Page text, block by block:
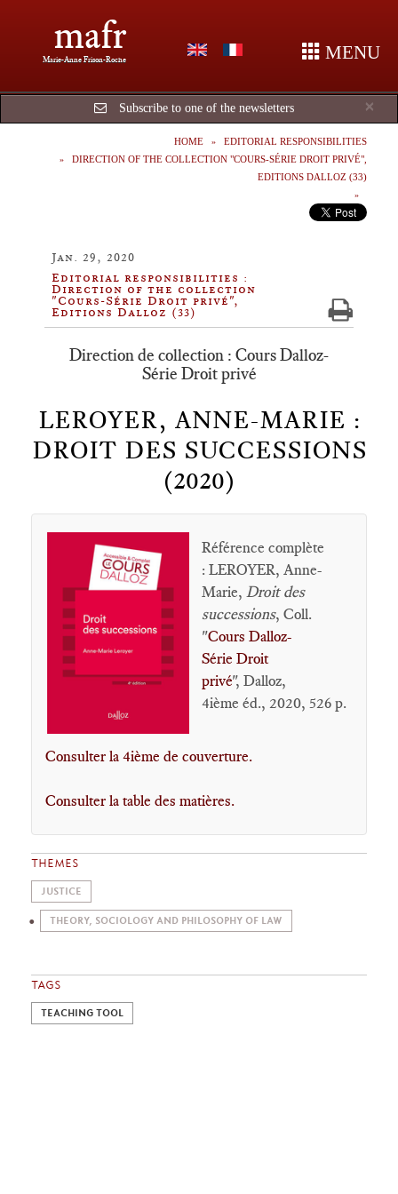
mafr
Marie-Anne Frison-Roche MENU
×
Subscribe to one of the newsletters
HOME
EDITORIAL RESPONSIBILITIES
DIRECTION OF THE COLLECTION "COURS-SÉRIE DROIT PRIVÉ",
EDITIONS DALLOZ (33)
Jan. 29, 2020
Editorial responsibilities :
Direction of the collection
"Cours-Série Droit privé",
Editions Dalloz (33)
Direction de collection : Cours Dalloz-
Série Droit privé
LEROYER, ANNE-MARIE :
DROIT DES SUCCESSIONS
(2020)
Référence complète
: LEROYER, Anne-
Marie, Droit des
successions, Coll.
"Cours Dalloz-
Série Droit
privé", Dalloz,
4ième éd., 2020, 526 p.
Consulter la 4ième de couverture.
Consulter la table des matières.
THEMES
JUSTICE
THEORY, SOCIOLOGY AND PHILOSOPHY OF LAW
TAGS
TEACHING TOOL